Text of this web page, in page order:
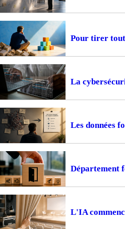
Pour tirer tout
La
Les données
Département
L'IA